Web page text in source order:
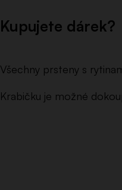
Kupujete dárek?
Všechny prsteny s
Krabičku je možné